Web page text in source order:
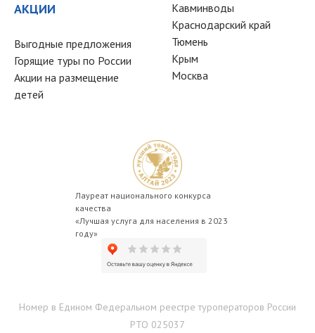
АКЦИИ
Выгодные предложения
Горящие туры по России
Акции на размещение
детей
Кавминводы
Краснодарский край
Тюмень
Крым
Москва
Лауреат национального конкурса
качества
«Лучшая услуга для населения в 2023
году»
Номер в Едином Федеральном реестре туроператоров России
РТО 025037